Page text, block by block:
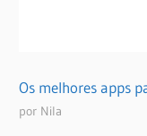
Os melhores apps
por Nila